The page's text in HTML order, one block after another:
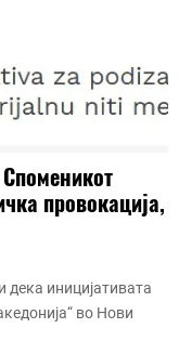
провокација,
иницијативата
во Нови